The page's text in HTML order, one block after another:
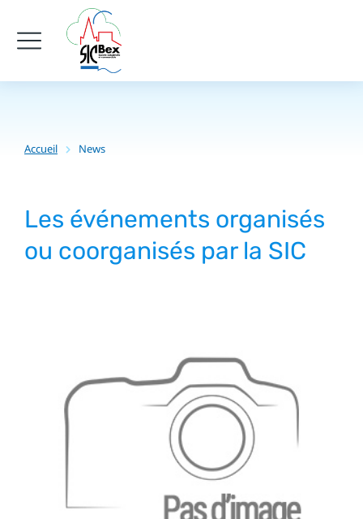
Vous êtes ici :
Accueil News
Les événements organisés
ou coorganisés par la SIC